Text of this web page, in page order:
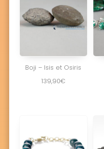
Boji – Isis et Osiris
139,90€